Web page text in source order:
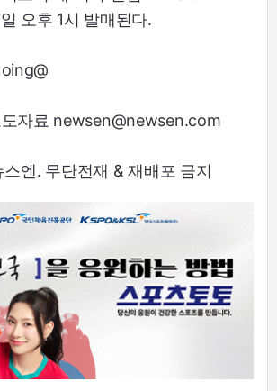
오후 1시 발매된다.
자료 newsen@newsen.com
엔. 무단전재 & 재배포 금지